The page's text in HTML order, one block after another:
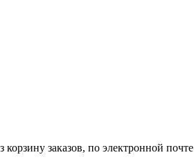
корзину заказов, по электронной почте